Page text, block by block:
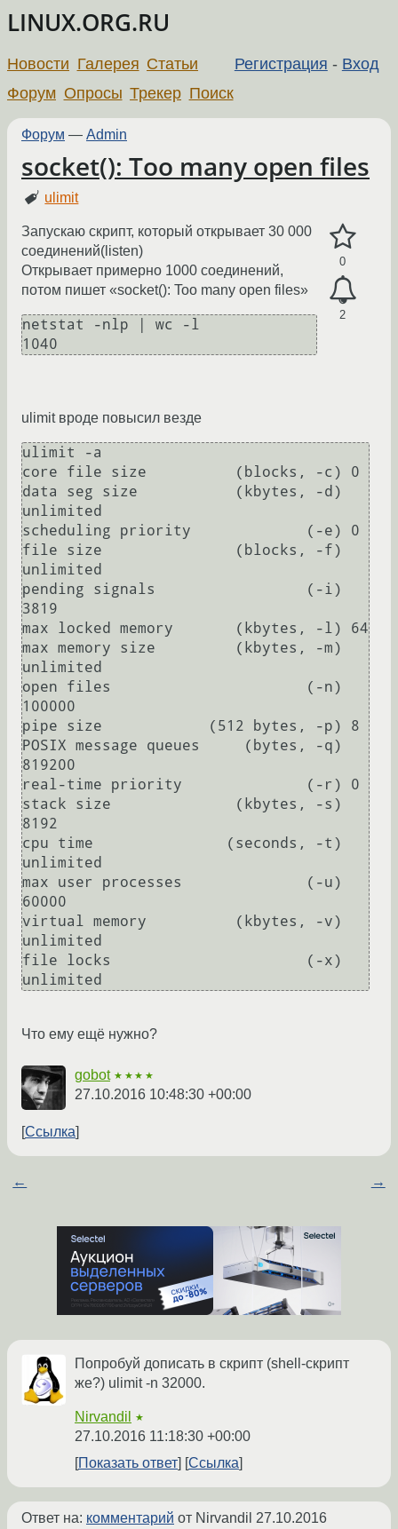
LINUX.ORG.RU
Регистрация - Вход
Новости Галерея Статьи
Форум Опросы Трекер Поиск
Форум — Admin
socket(): Too many open files
ulimit
0
2
Запускаю скрипт, который открывает 30 000
соединений(listen)
Открывает примерно 1000 соединений,
потом пишет «socket(): Too many open files»
netstat -nlp | wc -l
ulimit вроде повысил везде
ulimit -a
core file size          (blocks, -c) 0
data seg size           (kbytes, -d)
unlimited
scheduling priority             (-e) 0
file size               (blocks, -f)
unlimited
pending signals                 (-i)
3819
max locked memory       (kbytes, -l) 64
max memory size         (kbytes, -m)
unlimited
open files                      (-n)
100000
pipe size            (512 bytes, -p) 8
POSIX message queues     (bytes, -q)
819200
real-time priority              (-r) 0
stack size              (kbytes, -s)
8192
cpu time               (seconds, -t)
unlimited
max user processes              (-u)
60000
virtual memory          (kbytes, -v)
unlimited
file locks                      (-x)
Что ему ещё нужно?
gobot ★★★★
27.10.2016 10:48:30 +00:00
Ссылка
← →
Попробуй дописать в скрипт (shell-скрипт
же?) ulimit -n 32000.
Nirvandil ★
27.10.2016 11:18:30 +00:00
Показать ответ
Ссылка
Ответ на: комментарий от Nirvandil 27.10.2016